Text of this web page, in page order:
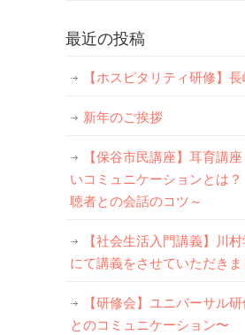
最近の投稿
【ホスピタリティ研修】
新年のご挨拶
【保谷市民講座】耳育講
いコミュニケーションとは
聴者との会話のコツ～
【社会生活入門講義】川
にて講義をさせていただきま
【研修会】ユニバーサル
とのコミュニケーション〜